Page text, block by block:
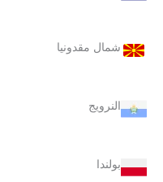
شمال مقدونيا
النرويج
بولندا